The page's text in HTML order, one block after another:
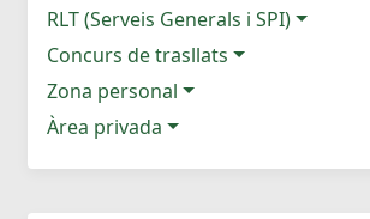
RLT (Serveis Generals i SPI)
Concurs de trasllats
Zona personal
Àrea privada